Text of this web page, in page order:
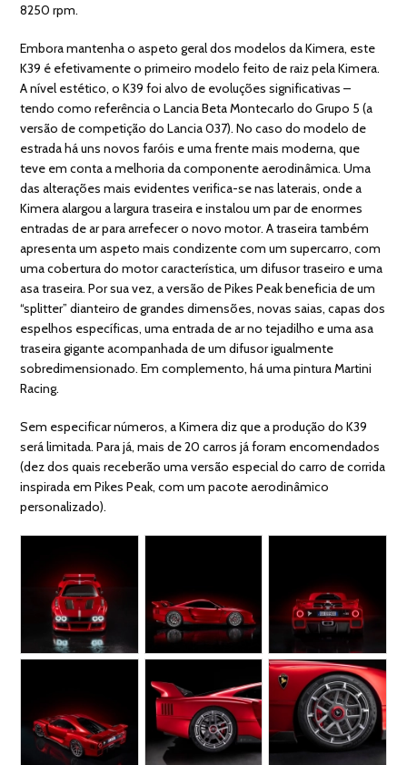
8250 rpm.
Embora mantenha o aspeto geral dos modelos da Kimera, este
K39 é efetivamente o primeiro modelo feito de raiz pela Kimera.
A nível estético, o K39 foi alvo de evoluções significativas –
tendo como referência o Lancia Beta Montecarlo do Grupo 5 (a
versão de competição do Lancia 037). No caso do modelo de
estrada há uns novos faróis e uma frente mais moderna, que
teve em conta a melhoria da componente aerodinâmica. Uma
das alterações mais evidentes verifica-se nas laterais, onde a
Kimera alargou a largura traseira e instalou um par de enormes
entradas de ar para arrefecer o novo motor. A traseira também
apresenta um aspeto mais condizente com um supercarro, com
uma cobertura do motor característica, um difusor traseiro e uma
asa traseira. Por sua vez, a versão de Pikes Peak beneficia de um
“splitter” dianteiro de grandes dimensões, novas saias, capas dos
espelhos específicas, uma entrada de ar no tejadilho e uma asa
traseira gigante acompanhada de um difusor igualmente
sobredimensionado. Em complemento, há uma pintura Martini
Racing.
Sem especificar números, a Kimera diz que a produção do K39
será limitada. Para já, mais de 20 carros já foram encomendados
(dez dos quais receberão uma versão especial do carro de corrida
inspirada em Pikes Peak, com um pacote aerodinâmico
personalizado).